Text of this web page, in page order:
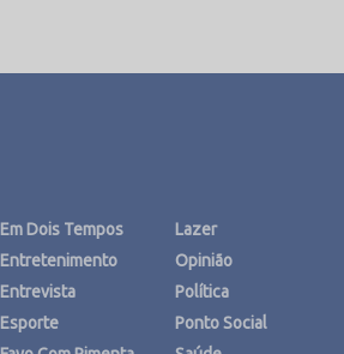
Em Dois Tempos
Entretenimento
Entrevista
Esporte
Lazer
Opinião
Política
Ponto Social